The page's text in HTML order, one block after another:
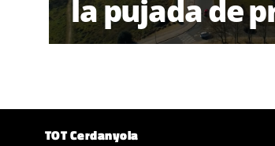
la pujada de
TOT Cerdanyola